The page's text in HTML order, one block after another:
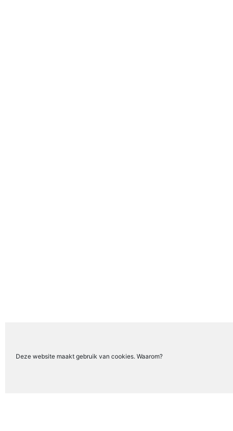
Deze website maakt gebruik van cookies. Waarom?